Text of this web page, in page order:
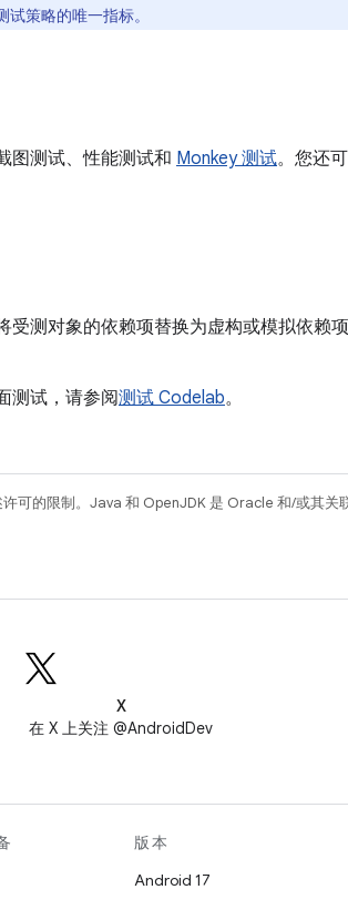
策略的唯一指标。
图测试、性能测试和 Monkey 测试。您还
受测对象的依赖项替换为虚构或模拟依赖
测试，请参阅测试 Codelab。
可的限制。Java 和 OpenJDK 是 Oracle 和/或其关
X
在 X 上关注 @AndroidDev
版本
Android 17